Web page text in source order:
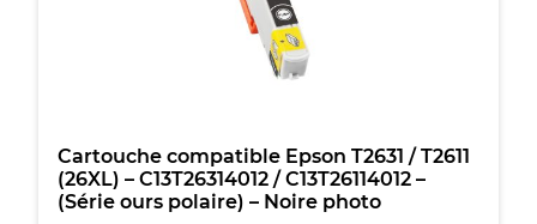
(Série
ours
polaire)
-
Cartouche compatible Epson T2631 / T2611
(26XL) – C13T26314012 / C13T26114012 –
(Série ours polaire) – Noire photo